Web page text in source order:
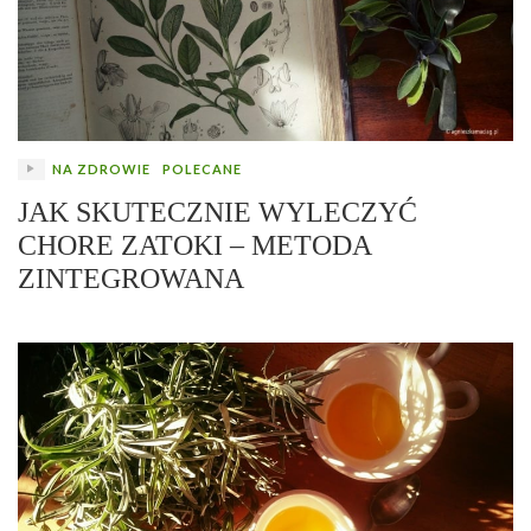
NA ZDROWIE POLECANE
JAK SKUTECZNIE WYLECZYĆ
CHORE ZATOKI – METODA
ZINTEGROWANA